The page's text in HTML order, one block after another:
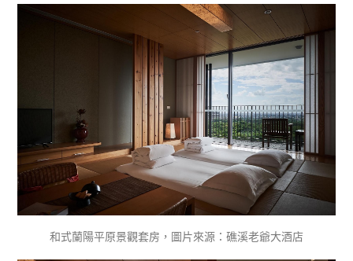
和式蘭陽平原景觀套房，圖片來源：礁溪老爺大酒店